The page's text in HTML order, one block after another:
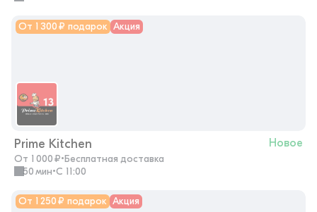
От 1 300 ₽ подарок Акция
Prime Kitchen Новое
От 1 000 ₽•Бесплатная доставка
50 мин• с 11:00
От 1 250 ₽ подарок Акция